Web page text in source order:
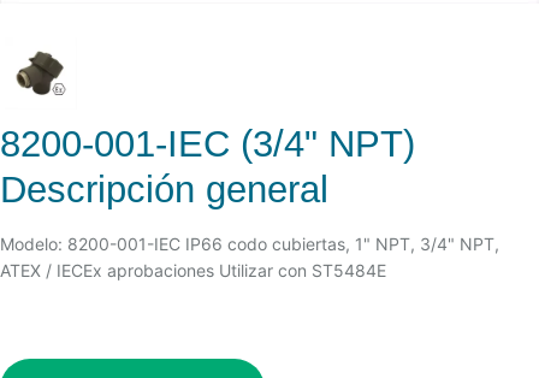
8200-001-IEC (3/4" NPT)
Descripción general
Modelo: 8200-001-IEC IP66 codo cubiertas, 1" NPT, 3/4" NPT,
ATEX / IECEx aprobaciones Utilizar con ST5484E